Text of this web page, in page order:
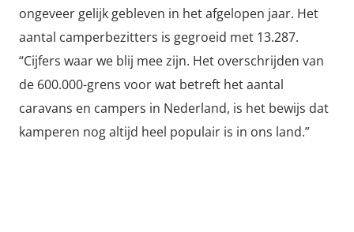
ongeveer gelijk gebleven in het afgelopen jaar. Het
aantal camperbezitters is gegroeid met 13.287.
“Cijfers waar we blij mee zijn. Het overschrijden van
de 600.000-grens voor wat betreft het aantal
caravans en campers in Nederland, is het bewijs dat
kamperen nog altijd heel populair is in ons land.”